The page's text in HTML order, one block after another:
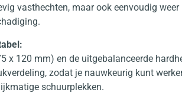
vasthechten, maar ook eenvoudig
x 120 mm) en de uitgebalanceerde
zodat je nauwkeurig kunt
schuurplekken.